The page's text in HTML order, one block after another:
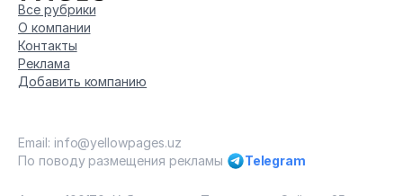
Все рубрики
О компании
Контакты
Реклама
Добавить компанию
Email: info@yellowpages.uz
По поводу размещения рекламы
Telegram